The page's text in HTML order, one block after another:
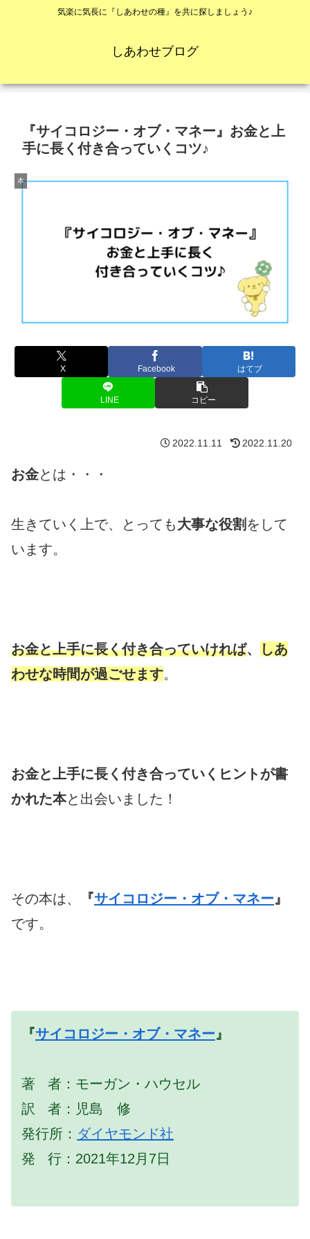
気楽に気長に『しあわせの種』を共に探しましょう♪
しあわせブログ
『サイコロジー・オブ・マネー』お金と上
手に長く付き合っていくコツ♪
本
X Facebook はてブ
LINE コピー
2022.11.11 2022.11.20
お金とは・・・
生きていく上で、とっても大事な役割 をして
います。
お金と上手に長く付き合っていければ、
しあ
わせな時間が過ごせます。
お金と上手に長く付き合っていく ヒント が書
かれた本と出会いました！
その本は、 『サイコロジー・オブ・マネー』
です。
『サイコロジー・オブ・マネー』
著 者：モーガン・ハウセル
訳 者：児島 修
発行所： ダイヤモンド社
発 行：2021年12月7日